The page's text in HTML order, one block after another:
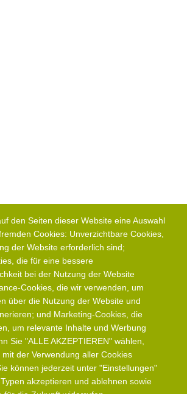
den Seiten dieser Website eine Auswahl
Cookies: Unverzichtbare Cookies,
der Website erforderlich sind;
die für eine bessere
bei der Nutzung der Website
Cookies, die wir verwenden, um
über die Nutzung der Website und
und Marketing-Cookies, die
um relevante Inhalte und Werbung
Sie "ALLE AKZEPTIEREN" wählen,
der Verwendung aller Cookies
können jederzeit unter "Einstellungen"
akzeptieren und ablehnen sowie